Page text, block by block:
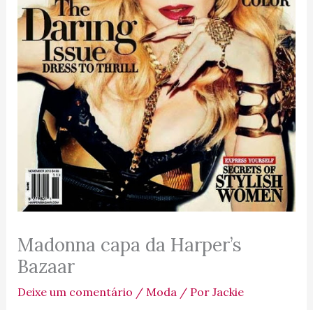
Madonna capa da Harper’s
Bazaar
Deixe um comentário / Moda/ Por Jackie